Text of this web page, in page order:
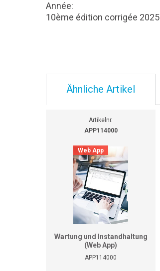
Année:
10ème édition corrigée 2025
Ähnliche Artikel
Artikelnr.
APP114000
Web App
Wartung und Instandhaltung
(Web App)
APP114000